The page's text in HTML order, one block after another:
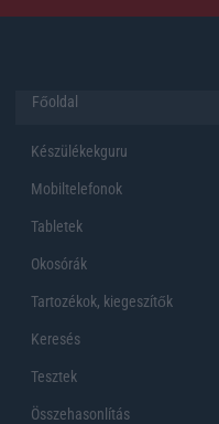
Főoldal
Készülékekguru
Mobiltelefonok
Tabletek
Okosórák
Tartozékok, kiegeszítők
Keresés
Tesztek
Összehasonlítás